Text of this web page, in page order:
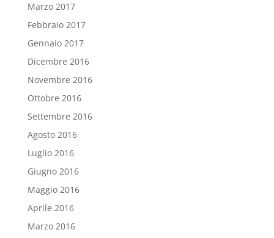
Marzo 2017
Febbraio 2017
Gennaio 2017
Dicembre 2016
Novembre 2016
Ottobre 2016
Settembre 2016
Agosto 2016
Luglio 2016
Giugno 2016
Maggio 2016
Aprile 2016
Marzo 2016